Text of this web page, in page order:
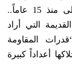
المباشرة على جنوب لبنان للمرة الأولى منذ 15 عاماً..
التي أراد
المقاومة
أعداداً كبيرة